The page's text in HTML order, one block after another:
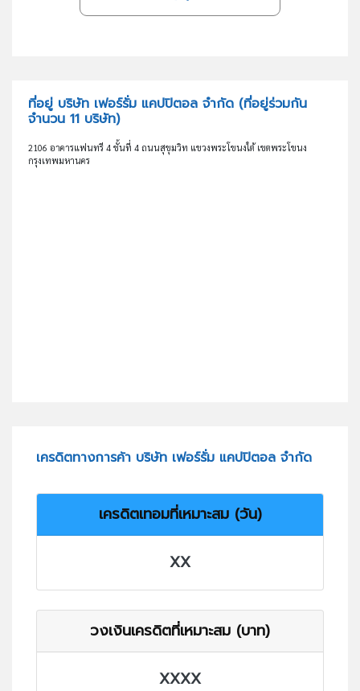
ที่อยู่ บริษัท เฟอร์รั่ม แคปปิตอล จำกัด (ที่อยู่ร่วมกัน
จำนวน 11 บริษัท)
2106 อาคารแฟนทรี 4 ชั้นที่ 4 ถนนสุขุมวิท แขวงพระโขนงใต้ เขตพระโขนง
กรุงเทพมหานคร
เครดิตทางการค้า บริษัท เฟอร์รั่ม แคปปิตอล จำกัด
เครดิตเทอมที่เหมาะสม (วัน)
XX
วงเงินเครดิตที่เหมาะสม (บาท)
XXXX